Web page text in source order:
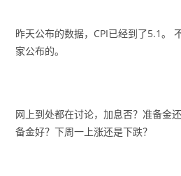
昨天公布的数据，CPI已经到了5.1。
家公布的。
网上到处都在讨论，加息否？准备金
备金好？下周一上涨还是下跌？